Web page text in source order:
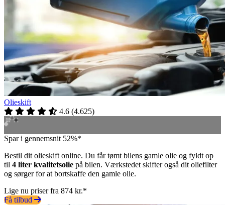
Olieskift
4.6 (4.625)
Spar i gennemsnit 52%*
Bestil dit olieskift online. Du får tømt bilens gamle olie og fyldt op
til 4 liter kvalitetsolie på bilen. Værkstedet skifter også dit oliefilter
og sørger for at bortskaffe den gamle olie.
Lige nu priser fra 874 kr.*
Få tilbud